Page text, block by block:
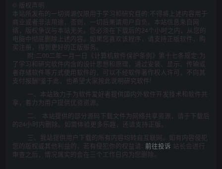
版权声明
本站所发布的一切资源仅限用于学习和研究目的;不得将上述内容用于
商业或者非法用途，否则，一切后果请用户自负。本站信息来自网
络，版权争议与本站无关。您必须在下载后的24个小时之内，从您的
电脑中彻底删除上述内容。如果您喜欢该程序，请支持正版软件，购
买注册，得到更好的正版服务。
附:二00二年一月一日《计算机软件保护条例》第十七条规定:为
了学习和研究软件内含的设计思想和原理，通过安装、显示、传输或
者存储软件等方式使用软件的，可以不经软件著作权人许可，不向其
支付报酬!鉴于此，也希望大家按此说明研究软件!
一、本站致力于为软件爱好者提供国内外软件开发技术和软件共
享，着力为用户提供优资资源。
二、 本站提供的部分源码下载文件为网络共享资源，请于下载后
的24小时内删除。如需体验更多乐趣，还请支持正版。
三、我站提供用户下载的所有内容均转自互联网。如有内容侵犯
您的版权或其他利益的，若有侵犯你的权益请: 前往投诉 站长会进行
审查之后，情况属实的会在三个工作日内为您删除。